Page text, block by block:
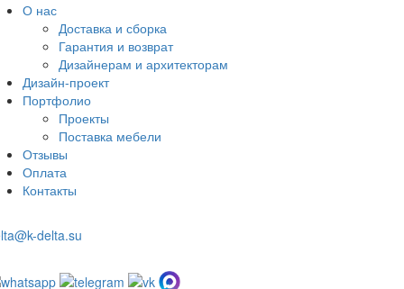
О нас
Доставка и сборка
Гарантия и возврат
Дизайнерам и архитекторам
Дизайн-проект
Портфолио
Проекты
Поставка мебели
Отзывы
Оплата
Контакты
delta.su